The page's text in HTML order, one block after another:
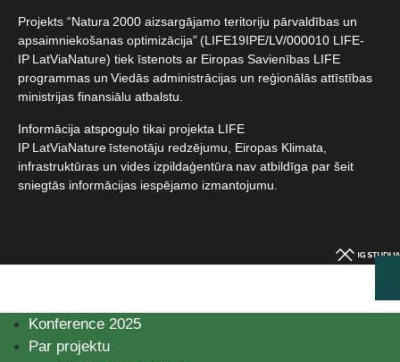
Projekts “Natura 2000 aizsargājamo teritoriju pārvaldības un
apsaimniekošanas optimizācija” (LIFE19IPE/LV/000010 LIFE-
IP LatViaNature) tiek īstenots ar Eiropas Savienības LIFE
programmas un Viedās administrācijas un reģionālās attīstības
ministrijas finansiālu atbalstu.​
Informācija atspoguļo tikai projekta LIFE
IP LatViaNature īstenotāju redzējumu, Eiropas Klimata,
infrastruktūras un vides izpildaģentūra nav atbildīga par šeit
sniegtās informācijas iespējamo izmantojumu.​
Konference 2025
Par projektu